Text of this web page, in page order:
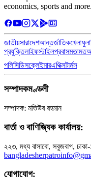
economics, sports and more.
জাতীয়সারাদেশআন্তর্জাতিকখেলাধুলা
প্রযুক্তিলাইফস্টাইলপ্রবাসমতামত
পলিসিডিসক্লেইমারএথিক্সটার্মস
সম্পাদকমণ্ডলী
সম্পাদক: মতিউর রহমান
বার্তা ও বাণিজ্যিক কার্যালয়:
২২৩, মধ্য বাসাবো, সবুজবাগ,
যোগাযোগ: